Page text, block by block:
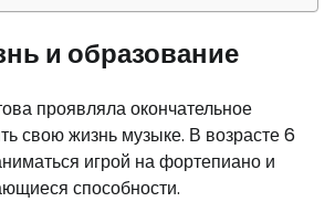
и образование
проявляла окончательное
свою жизнь музыке. В возрасте 6
игрой на фортепиано и
способности.